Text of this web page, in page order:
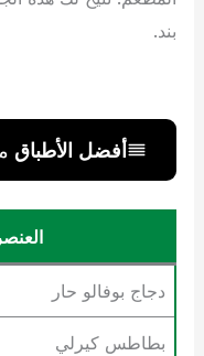
بند.
أفضل الأطباق
دجاج بوفالو حار
بطاطس كيرلي